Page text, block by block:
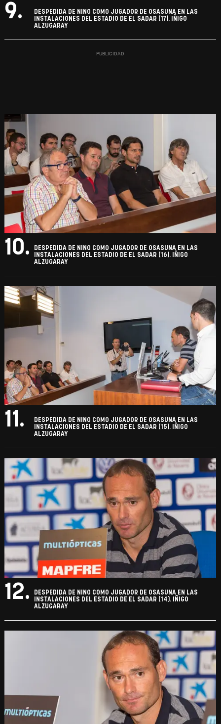
9.
DESPEDIDA DE NINO COMO JUGADOR DE OSASUNA EN LAS
INSTALACIONES DEL ESTADIO DE EL SADAR (17). IÑIGO
ALZUGARAY
10.
DESPEDIDA DE NINO COMO JUGADOR DE OSASUNA EN LAS
INSTALACIONES DEL ESTADIO DE EL SADAR (16). IÑIGO
ALZUGARAY
11.
DESPEDIDA DE NINO COMO JUGADOR DE OSASUNA EN LAS
INSTALACIONES DEL ESTADIO DE EL SADAR (15). IÑIGO
ALZUGARAY
12.
DESPEDIDA DE NINO COMO JUGADOR DE OSASUNA EN LAS
INSTALACIONES DEL ESTADIO DE EL SADAR (14). IÑIGO
ALZUGARAY